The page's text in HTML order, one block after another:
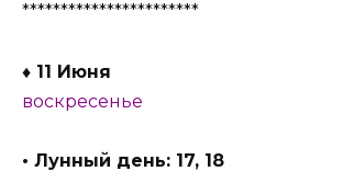
***********************
♦ 11 Июня
воскресенье
• Лунный день: 17, 18